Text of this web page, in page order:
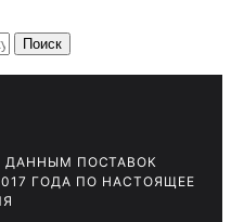
Поиск
ДАННЫМ ПОСТАВОК
ГОДА ПО НАСТОЯЩЕЕ